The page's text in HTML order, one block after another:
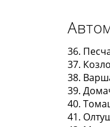
36.
37.
38.
39.
40.
41.